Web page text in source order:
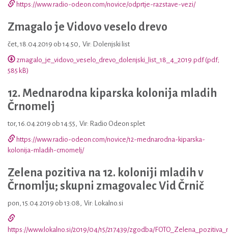
https://www.radio-odeon.com/novice/odprtje-razstave-vezi/
Zmagalo je Vidovo veselo drevo
čet, 18.04.2019 ob 14:50, Vir: Dolenjski list
zmagalo_je_vidovo_veselo_drevo_dolenjski_list_18_4_2019.pdf (pdf;
585 kB)
12. Mednarodna kiparska kolonija mladih
Črnomelj
tor, 16.04.2019 ob 14:55, Vir: Radio Odeon splet
https://www.radio-odeon.com/novice/12-mednarodna-kiparska-
kolonija-mladih-crnomelj/
Zelena pozitiva na 12. koloniji mladih v
Črnomlju; skupni zmagovalec Vid Črnič
pon, 15.04.2019 ob 13:08, Vir: Lokalno.si
https://www.lokalno.si/2019/04/15/217439/zgodba/